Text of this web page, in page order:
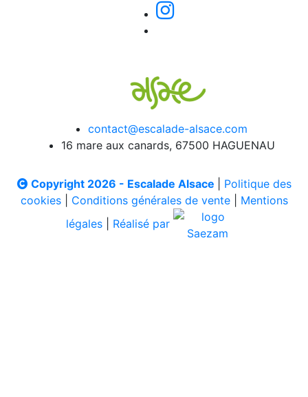
contact@escalade-alsace.com
16 mare aux canards, 67500 HAGUENAU
Copyright 2026 - Escalade Alsace
Politique des
cookies| Conditions générales de vente| Mentions
légales
Réalisé par